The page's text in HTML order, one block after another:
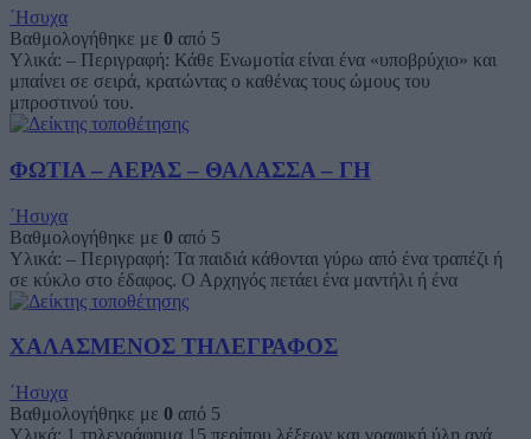
΄Ησυχα
Βαθμολογήθηκε με 0 από 5
Υλικά: – Περιγραφή: Κάθε Ενωμοτία είναι ένα «υποβρύχιο» και
μπαίνει σε σειρά, κρατώντας ο καθένας τους ώμους του
μπροστινού του.
ΦΩΤΙΑ – ΑΕΡΑΣ – ΘΑΛΑΣΣΑ – ΓΗ
΄Ησυχα
Βαθμολογήθηκε με 0 από 5
Υλικά: – Περιγραφή: Τα παιδιά κάθονται γύρω από ένα τραπέζι ή
σε κύκλο στο έδαφος. Ο Αρχηγός πετάει ένα μαντήλι ή ένα
ΧΑΛΑΣΜΕΝΟΣ ΤΗΛΕΓΡΑΦΟΣ
΄Ησυχα
Βαθμολογήθηκε με 0 από 5
Υλικά: 1 τηλεγράφημα 15 περίπου λέξεων και γραφική ύλη ανά